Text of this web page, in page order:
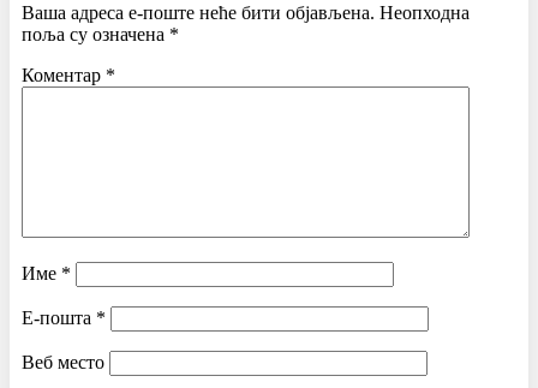
Ваша адреса е-поште неће бити објављена. Неопходна
поља су означена *
Коментар *
Име *
Е-пошта *
Веб место